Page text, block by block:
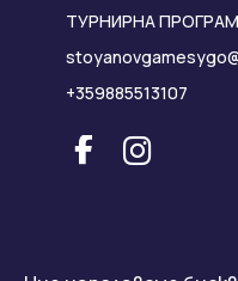
ТУРНИРНА
+359885513107